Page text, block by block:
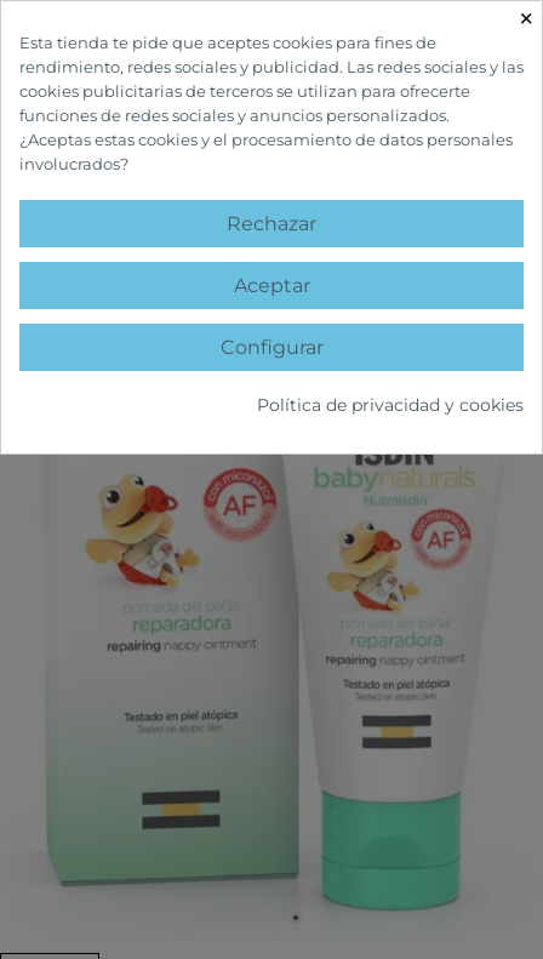
INICIO INFANTIL Y MATERNIDAD
favorite
×
Esta tienda te pide que aceptes cookies para fines de
rendimiento, redes sociales y publicidad. Las redes sociales y las
cookies publicitarias de terceros se utilizan para ofrecerte
funciones de redes sociales y anuncios personalizados.
¿Aceptas estas cookies y el procesamiento de datos personales
involucrados?
Rechazar
Aceptar
Configurar
Política de privacidad y cookies